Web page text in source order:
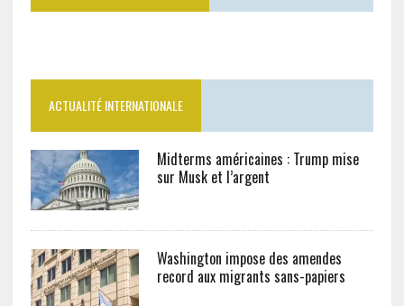
ACTUALITÉ INTERNATIONALE
Midterms américaines : Trump mise
sur Musk et l’argent
Washington impose des amendes
record aux migrants sans-papiers